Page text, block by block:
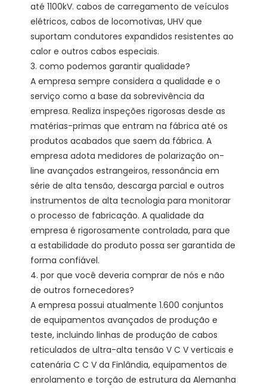
até 1100kV. cabos de carregamento de veículos
elétricos, cabos de locomotivas, UHV que
suportam condutores expandidos resistentes ao
calor e outros cabos especiais.
3. como podemos garantir qualidade?
A empresa sempre considera a qualidade e o
serviço como a base da sobrevivência da
empresa. Realiza inspeções rigorosas desde as
matérias-primas que entram na fábrica até os
produtos acabados que saem da fábrica. A
empresa adota medidores de polarização on-
line avançados estrangeiros, ressonância em
série de alta tensão, descarga parcial e outros
instrumentos de alta tecnologia para monitorar
o processo de fabricação. A qualidade da
empresa é rigorosamente controlada, para que
a estabilidade do produto possa ser garantida de
forma confiável.
4. por que você deveria comprar de nós e não
de outros fornecedores?
A empresa possui atualmente 1.600 conjuntos
de equipamentos avançados de produção e
teste, incluindo linhas de produção de cabos
reticulados de ultra-alta tensão V C V verticais e
catenária C C V da Finlândia, equipamentos de
enrolamento e torção de estrutura da Alemanha